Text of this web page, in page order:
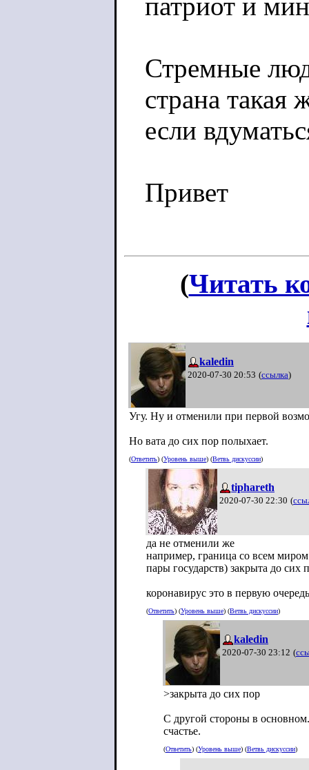
Стремные
страна такая
если
Привет
(Читать
kaledin
2020-07-30 20:53 (ссылка)
Угу. Ну и отменили при первой
Но вата до сих пор полыхает.
(Ответить) (Уровень выше) (Ветвь дискуссии)
tiphareth
2020-07-30 22:30 (
да не отменили же
например, граница со всем
пары государств) закрыта до сих
коронавирус это в первую
(Ответить) (Уровень выше) (Ветвь дискуссии)
kaledin
2020-07-30 23:12 (
>закрыта до сих пор
С другой стороны в
счастье.
(Ответить) (Уровень выше) (Ветвь дискуссии)